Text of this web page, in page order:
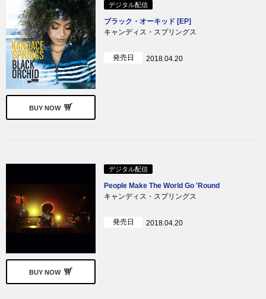
BUY NOW
デジタル配信
ブラック・オーキッド [EP]
キャンディス・スプリングス
発売日 2018.04.20
BUY NOW
デジタル配信
People Make The World Go 'Round
キャンディス・スプリングス
発売日 2018.04.20